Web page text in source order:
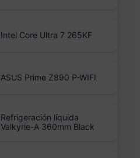
Intel Core Ultra 7 265KF
ASUS Prime Z890 P-WIFI
Refrigeración líquida
Valkyrie-A 360mm Black